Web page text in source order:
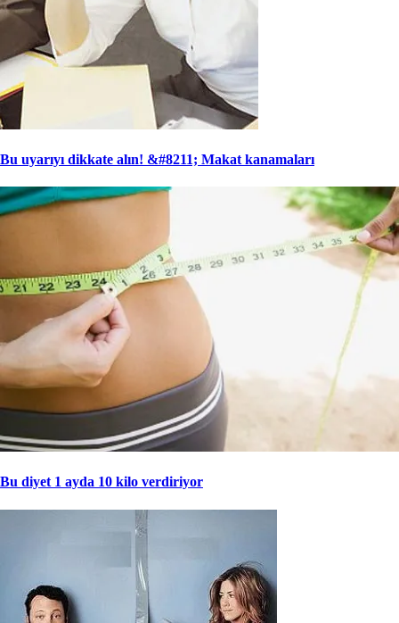
Bu uyarıyı dikkate alın! &#8211; Makat kanamaları
Bu diyet 1 ayda 10 kilo verdiriyor